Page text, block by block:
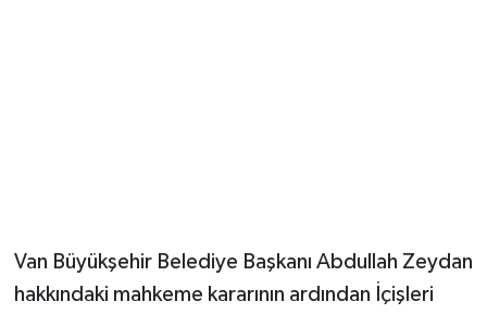
Van Büyükşehir Belediye Başkanı Abdullah Zeydan
hakkındaki mahkeme kararının ardından İçişleri